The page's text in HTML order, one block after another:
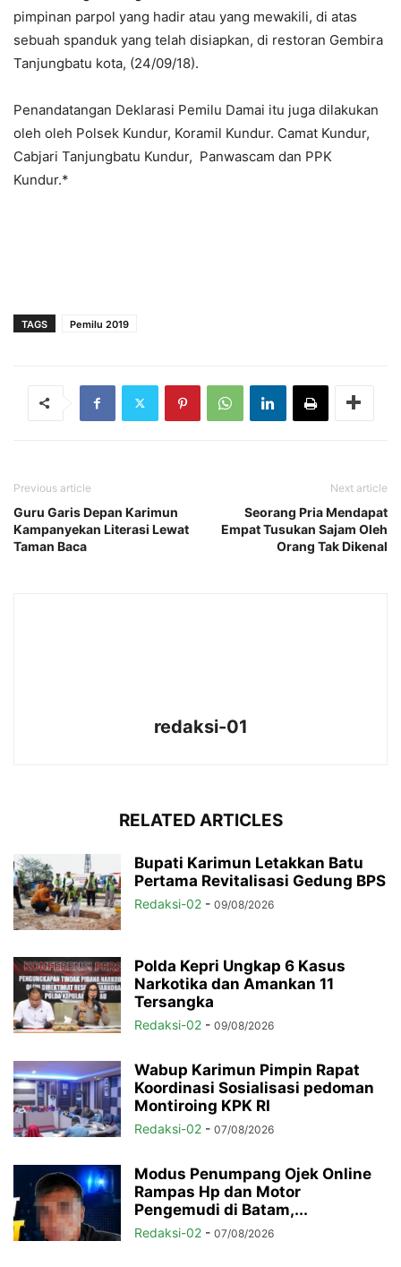
pimpinan parpol yang hadir atau yang mewakili, di atas
sebuah spanduk yang telah disiapkan, di restoran Gembira
Tanjungbatu kota, (24/09/18).
Penandatangan Deklarasi Pemilu Damai itu juga dilakukan
oleh oleh Polsek Kundur, Koramil Kundur. Camat Kundur,
Cabjari Tanjungbatu Kundur, Panwascam dan PPK
Kundur.*
TAGS Pemilu 2019
Previous article
Guru Garis Depan Karimun
Kampanyekan Literasi Lewat
Taman Baca
Next article
Seorang Pria Mendapat
Empat Tusukan Sajam Oleh
Orang Tak Dikenal
redaksi-01
RELATED ARTICLES
Bupati Karimun Letakkan Batu
Pertama Revitalisasi Gedung BPS
Redaksi-02 - 09/08/2026
Polda Kepri Ungkap 6 Kasus
Narkotika dan Amankan 11
Tersangka
Redaksi-02 - 09/08/2026
Wabup Karimun Pimpin Rapat
Koordinasi Sosialisasi pedoman
Montiroing KPK RI
Redaksi-02 - 07/08/2026
Modus Penumpang Ojek Online
Rampas Hp dan Motor
Pengemudi di Batam,...
Redaksi-02 - 07/08/2026